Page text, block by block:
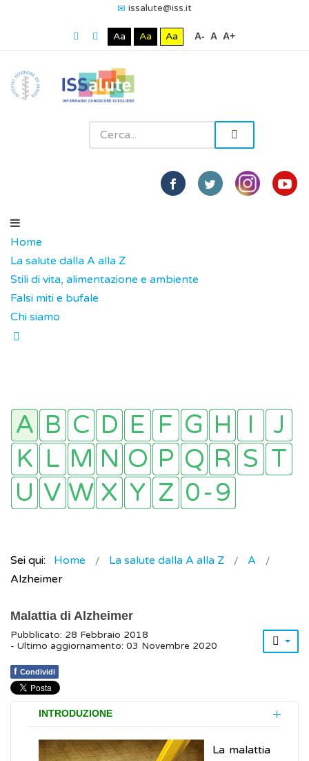
issalute@iss.it
Aa Aa Aa A- A A+
Home
La salute dalla A alla Z
Stili di vita, alimentazione e ambiente
Falsi miti e bufale
Chi siamo
Sei qui: Home La salute dalla A alla Z
A
Alzheimer
Malattia di Alzheimer
Pubblicato: 28 Febbraio 2018
- Ultimo aggiornamento: 03 Novembre 2020
f Condividi
INTRODUZIONE
La malattia